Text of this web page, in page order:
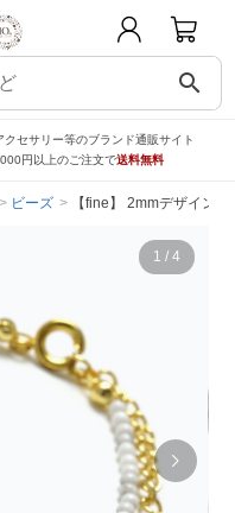
search
セサリー等のブランド通販サイト
円以上のご注文で送料無料
ビーズ 【fine】 2mmデザイン
1 / 4